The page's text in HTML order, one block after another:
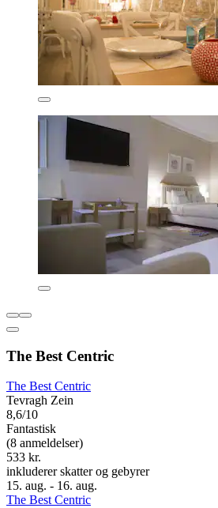
The Best Centric
The Best Centric
Tevragh Zein
8,6/10
Fantastisk
(8 anmeldelser)
533 kr.
inkluderer skatter og gebyrer
15. aug. - 16. aug.
The Best Centric